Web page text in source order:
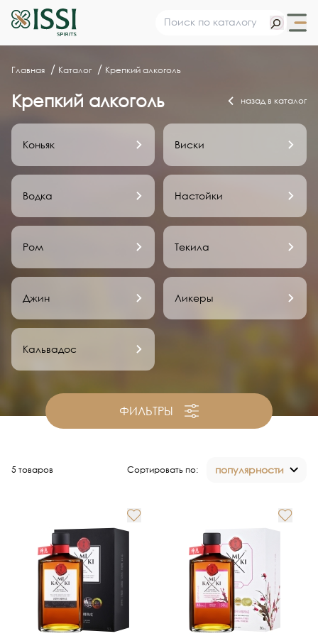
Главная Каталог Крепкий алкоголь
Крепкий алкоголь назад в каталог
Коньяк Виски
Водка Настойки
Ром Текила
Джин Ликеры
Кальвадос
ФИЛЬТРЫ
5 товаров Сортировать по: популярности